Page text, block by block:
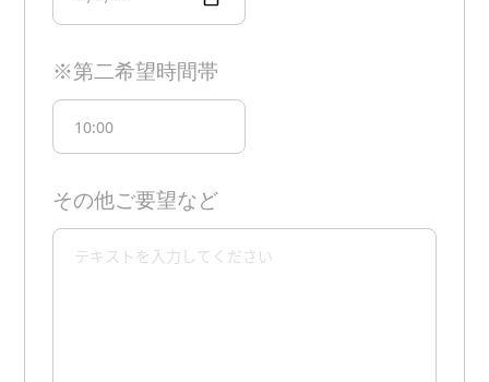
※第二希望時間帯
その他ご要望など